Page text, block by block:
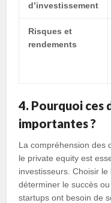
d’investissement
Risques et
rendements
4. Pourquoi ces
importantes ?
La compréhension des
le private equity est
investisseurs. Choisir
déterminer le succès ou
startups ont besoin de